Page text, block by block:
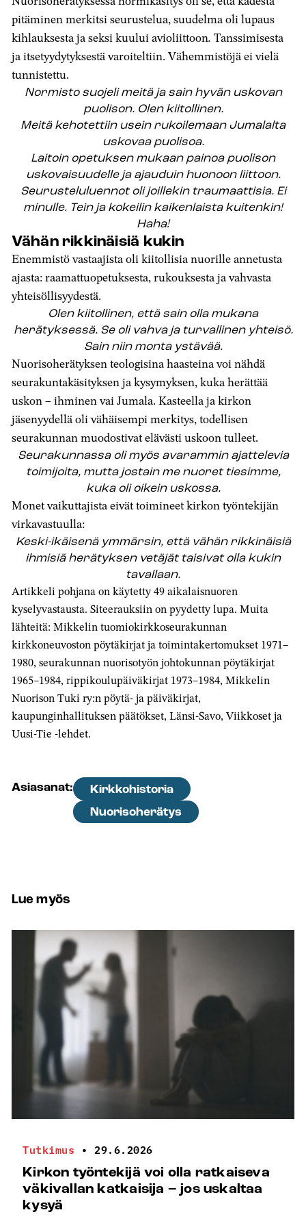
pitäminen merkitsi seurustelua, suudelma oli lupaus
kihlauksesta ja seksi kuului avioliittoon. Tanssimisesta
ja itsetyydytyksestä varoiteltiin. Vähemmistöjä ei vielä
tunnistettu.
Normisto suojeli meitä ja sain hyvän uskovan
puolison. Olen kiitollinen.
Meitä kehotettiin usein rukoilemaan Jumalalta
uskovaa puolisoa.
Laitoin opetuksen mukaan painoa puolison
uskovaisuudelle ja ajauduin huonoon liittoon.
Seurusteluluennot oli joillekin traumaattisia. Ei
minulle. Tein ja kokeilin kaikenlaista kuitenkin!
Haha!
Vähän rikkinäisiä kukin
Enemmistö vastaajista oli kiitollisia nuorille annetusta
ajasta: raamattuopetuksesta, rukouksesta ja vahvasta
yhteisöllisyydestä.
Olen kiitollinen, että sain olla mukana
herätyksessä. Se oli vahva ja turvallinen yhteisö.
Sain niin monta ystävää.
Nuorisoherätyksen teologisina haasteina voi nähdä
seurakuntakäsityksen ja kysymyksen, kuka herättää
uskon – ihminen vai Jumala. Kasteella ja kirkon
jäsenyydellä oli vähäisempi merkitys, todellisen
seurakunnan muodostivat elävästi uskoon tulleet.
Seurakunnassa oli myös avarammin ajattelevia
toimijoita, mutta jostain me nuoret tiesimme,
kuka oli oikein uskossa.
Monet vaikuttajista eivät toimineet kirkon työntekijän
virkavastuulla:
Keski-ikäisenä ymmärsin, että vähän rikkinäisiä
ihmisiä herätyksen vetäjät taisivat olla kukin
tavallaan.
Artikkeli pohjana on käytetty 49 aikalaisnuoren
kyselyvastausta. Siteerauksiin on pyydetty lupa. Muita
lähteitä: Mikkelin tuomiokirkkoseurakunnan
kirkkoneuvoston pöytäkirjat ja toimintakertomukset 1971–
1980, seurakunnan nuorisotyön johtokunnan pöytäkirjat
1965–1984, rippikoulupäiväkirjat 1973–1984, Mikkelin
Nuorison Tuki ry:n pöytä- ja päiväkirjat,
kaupunginhallituksen päätökset, Länsi-Savo, Viikkoset ja
Uusi-Tie -lehdet.
Asiasanat:
Kirkkohistoria
Nuorisoherätys
Lue myös
Tutkimus • 29.6.2026
Kirkon työntekijä voi olla ratkaiseva
väkivallan katkaisija – jos uskaltaa
kysyä